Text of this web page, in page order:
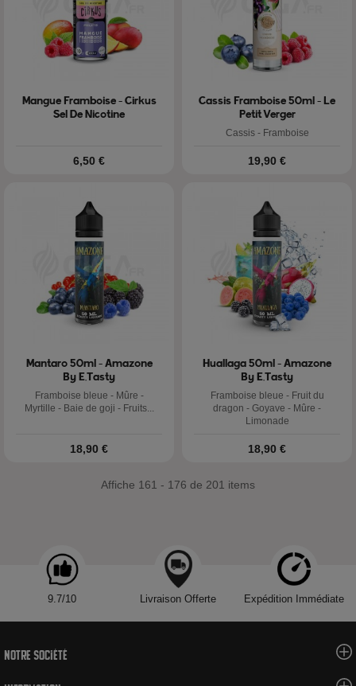
Mangue Framboise - Cirkus
Sel De Nicotine
Prix
6,50 €
Cassis Framboise 50ml - Le
Petit Verger
Cassis - Framboise
Prix
19,90 €
Mantaro 50ml - Amazone
By E.Tasty
Framboise bleue - Mûre -
Myrtille - Baie de goji - Fruits...
Prix
18,90 €
Huallaga 50ml - Amazone
By E.Tasty
Framboise bleue - Fruit du
dragon - Goyave - Mûre -
Limonade
Prix
18,90 €
Affiche 161 - 176 de 201 items
9.7/10 Livraison Offerte Expédition Immédiate
Notre société